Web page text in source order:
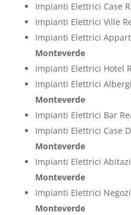
Impianti Elettrici Case
Impianti Elettrici Ville
Impianti Elettrici
Monteverde
Impianti Elettrici Hotel
Impianti Elettrici
Monteverde
Impianti Elettrici Bar
Impianti Elettrici Case
Monteverde
Impianti Elettrici
Monteverde
Impianti Elettrici
Monteverde